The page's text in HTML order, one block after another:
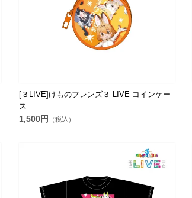
[３LIVE]けものフレンズ３ LIVE コインケー
ス
1,500円 （税込）